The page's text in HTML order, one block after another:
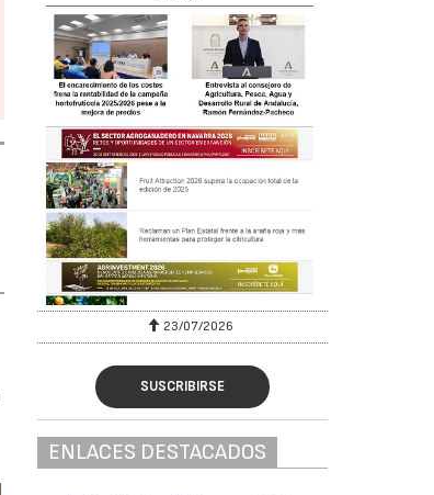
SUSCRIBIRSE
ENLACES DESTACADOS